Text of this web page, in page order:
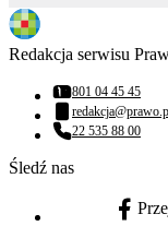
Redakcja serwisu
Numer telefonu:
801 04 45 45
Adres email:
Numer telefonu:
22 535 88 00
Śledź nas
facebook